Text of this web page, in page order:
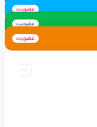
عضویت
عضویت
عضویت